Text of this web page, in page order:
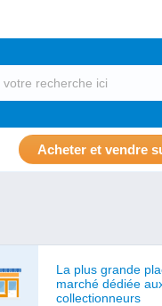
Acheter et vendre
La plus grande
marché dédiée
collectionneurs